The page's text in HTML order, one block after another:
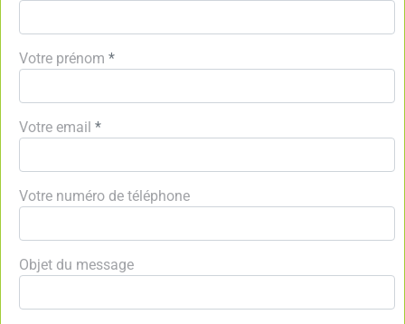
Votre prénom *
Votre email *
Votre numéro de téléphone
Objet du message